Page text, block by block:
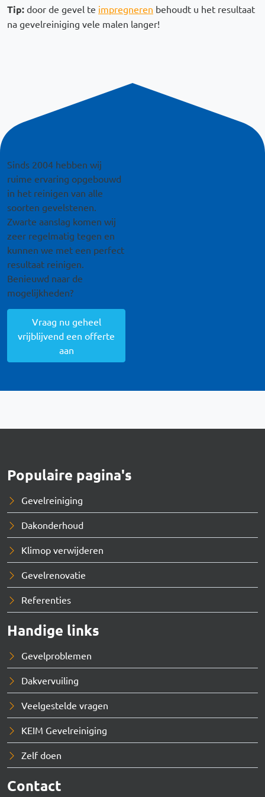
Tip: door de gevel te impregneren behoudt u het resultaat
na gevelreiniging vele malen langer!
Sinds 2004 hebben wij
ruime ervaring opgebouwd
in het reinigen van alle
soorten gevelstenen.
Zwarte aanslag komen wij
zeer regelmatig tegen en
kunnen we met een perfect
resultaat reinigen.
Benieuwd naar de
mogelijkheden?
Vraag nu geheel
vrijblijvend een offerte
aan
Populaire pagina's
Gevelreiniging
Dakonderhoud
Klimop verwijderen
Gevelrenovatie
Referenties
Handige links
Gevelproblemen
Dakvervuiling
Veelgestelde vragen
KEIM Gevelreiniging
Zelf doen
Contact